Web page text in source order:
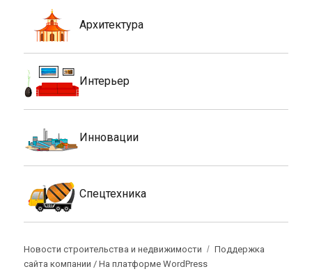
Архитектура
Интерьер
Инновации
Спецтехника
Новости строительства и недвижимости
Поддержка
сайта компании /На платформе WordPress